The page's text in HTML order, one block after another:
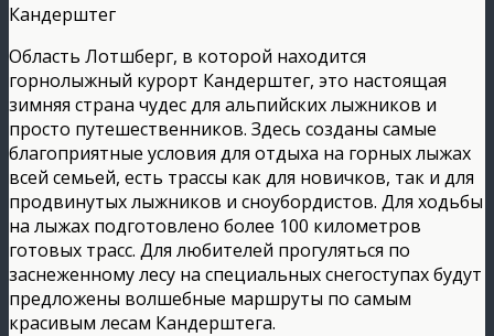
Кандерштег
Область Лотшберг, в которой находится
горнолыжный курорт Кандерштег, это настоящая
зимняя страна чудес для альпийских лыжников и
просто путешественников. Здесь созданы самые
благоприятные условия для отдыха на горных лыжах
всей семьей, есть трассы как для новичков, так и для
продвинутых лыжников и сноубордистов. Для ходьбы
на лыжах подготовлено более 100 километров
готовых трасс. Для любителей прогуляться по
заснеженному лесу на специальных снегоступах будут
предложены волшебные маршруты по самым
красивым лесам Кандерштега.